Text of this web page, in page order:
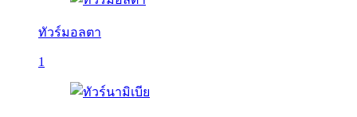
ทัวร์มอลตา
1